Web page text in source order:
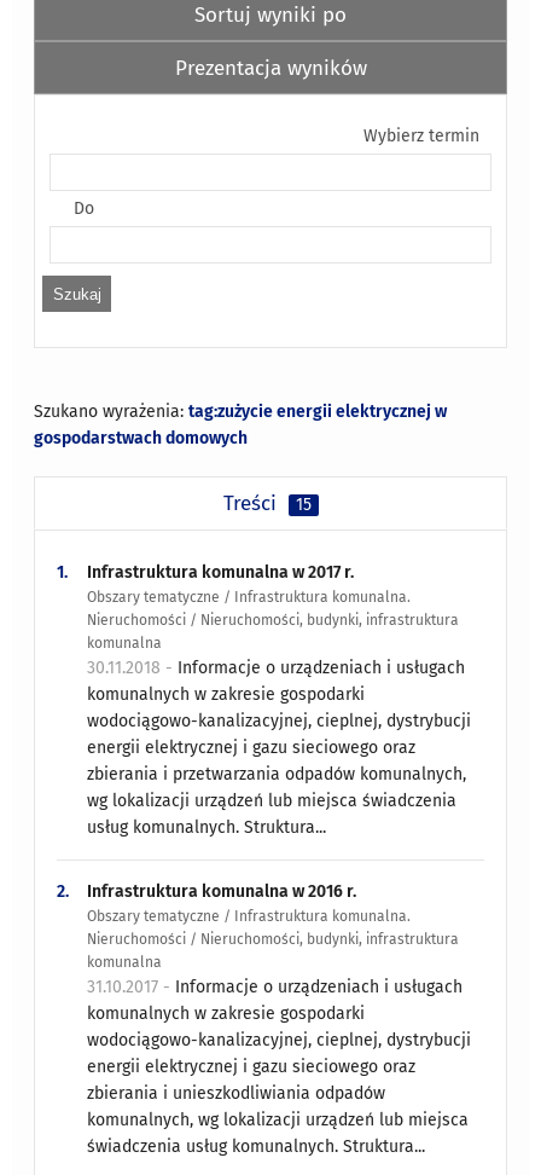
Sortuj wyniki po
Prezentacja wyników
Wybierz termin
Do
Szukano wyrażenia:tag:zużycie energii elektrycznej w
gospodarstwach domowych
Treści 15
1. Infrastruktura komunalna w 2017 r.
Obszary tematyczne / Infrastruktura komunalna.
Nieruchomości / Nieruchomości, budynki, infrastruktura
komunalna
30.11.2018 - Informacje o urządzeniach i usługach
komunalnych w zakresie gospodarki
wodociągowo-kanalizacyjnej, cieplnej, dystrybucji
energii elektrycznej i gazu sieciowego oraz
zbierania i przetwarzania odpadów komunalnych,
wg lokalizacji urządzeń lub miejsca świadczenia
usług komunalnych. Struktura...
2. Infrastruktura komunalna w 2016 r.
Obszary tematyczne / Infrastruktura komunalna.
Nieruchomości / Nieruchomości, budynki, infrastruktura
komunalna
31.10.2017 - Informacje o urządzeniach i usługach
komunalnych w zakresie gospodarki
wodociągowo-kanalizacyjnej, cieplnej, dystrybucji
energii elektrycznej i gazu sieciowego oraz
zbierania i unieszkodliwiania odpadów
komunalnych, wg lokalizacji urządzeń lub miejsca
świadczenia usług komunalnych. Struktura...